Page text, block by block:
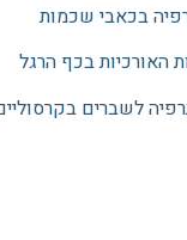
בכאבי שכמות
האורכיות בכף הרגל
לשברים